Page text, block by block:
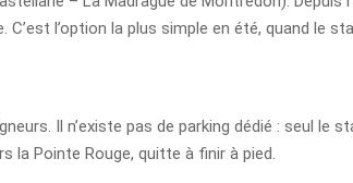
l’option la plus simple en été, quand le
Il n’existe pas de parking dédié : seul
la Pointe Rouge, quitte à finir à pied.